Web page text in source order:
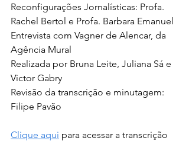
Reconfigurações Jornalísticas: Profa.
Rachel Bertol e Profa. Barbara Emanuel
Entrevista com Vagner de Alencar, da
Agência Mural
Realizada por Bruna Leite, Juliana Sá e
Victor Gabry
Revisão da transcrição e minutagem:
Filipe Pavão
Clique aqui para acessar a transcrição